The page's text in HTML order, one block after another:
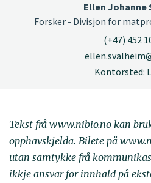
Ellen Johanne
Forsker - Divisjon for
(+47) 452
Kontorsted:
Tekst frå www.nibio.no kan
opphavskjelda. Bilete på
utan samtykke frå
ikkje ansvar for innhald på